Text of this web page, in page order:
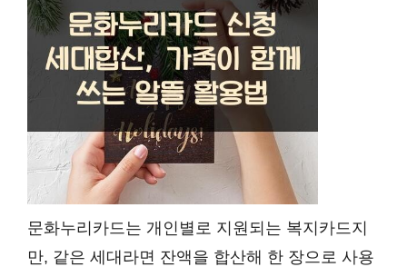
문화누리카드는 개인별로 지원되는 복지카드지
만, 같은 세대라면 잔액을 합산해 한 장으로 사용